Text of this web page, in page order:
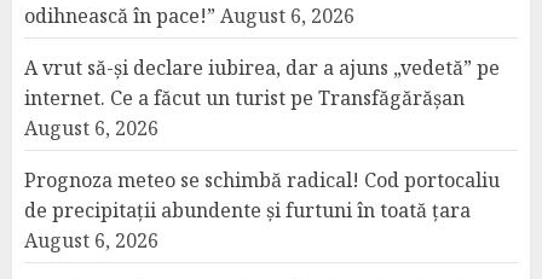
odihnească în pace!” August 6, 2026
A vrut să-și declare iubirea, dar a ajuns „vedetă” pe
internet. Ce a făcut un turist pe Transfăgărășan
August 6, 2026
Prognoza meteo se schimbă radical! Cod portocaliu
de precipitații abundente și furtuni în toată țara
August 6, 2026